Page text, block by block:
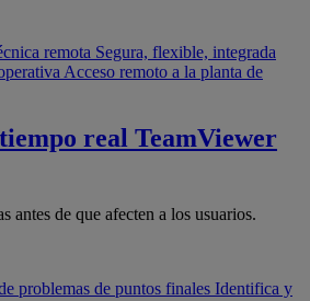
remota Segura, flexible, integrada
Acceso remoto a la planta de
real TeamViewer
antes de que afecten a los usuarios.
problemas de puntos finales Identifica y